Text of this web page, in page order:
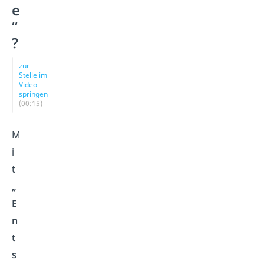
e
“
?
zur
Stelle im
Video
springen
(00:15)
M
i
t
„
E
n
t
s